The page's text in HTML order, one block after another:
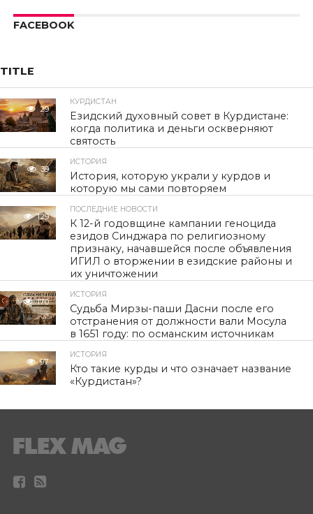
FACEBOOK
TITLE
29
КУРДИСТАН
Езидский духовный совет в Курдистане:
когда политика и деньги оскверняют
святость
39
ИСТОРИЯ
История, которую украли у курдов и
которую мы сами повторяем
129
ПОСЛЕДНИЕ НОВОСТИ
К 12-й годовщине кампании геноцида
езидов Синджара по религиозному
признаку, начавшейся после объявления
ИГИЛ о вторжении в езидские районы и
их уничтожении
170
ИСТОРИЯ
Судьба Мирзы-паши Дасни после его
отстранения от должности вали Мосула
в 1651 году: по османским источникам
97
ИСТОРИЯ
Кто такие курды и что означает название
«Курдистан»?